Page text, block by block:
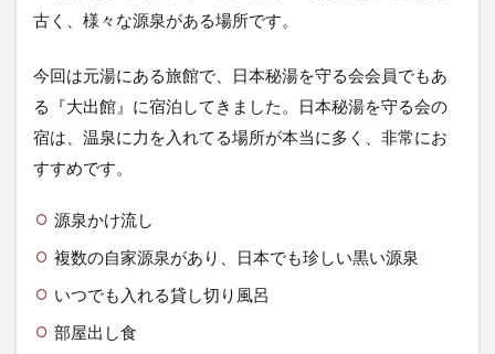
古く、様々な源泉がある場所です。
今回は元湯にある旅館で、日本秘湯を守る会会員でもあ
る『大出館』に宿泊してきました。日本秘湯を守る会の
宿は、温泉に力を入れてる場所が本当に多く、非常にお
すすめです。
源泉かけ流し
複数の自家源泉があり、日本でも珍しい黒い源泉
いつでも入れる貸し切り風呂
部屋出し食